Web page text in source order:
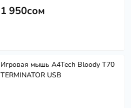
1 950сом
Игровая мышь A4Tech Bloody T70
TERMINATOR USB